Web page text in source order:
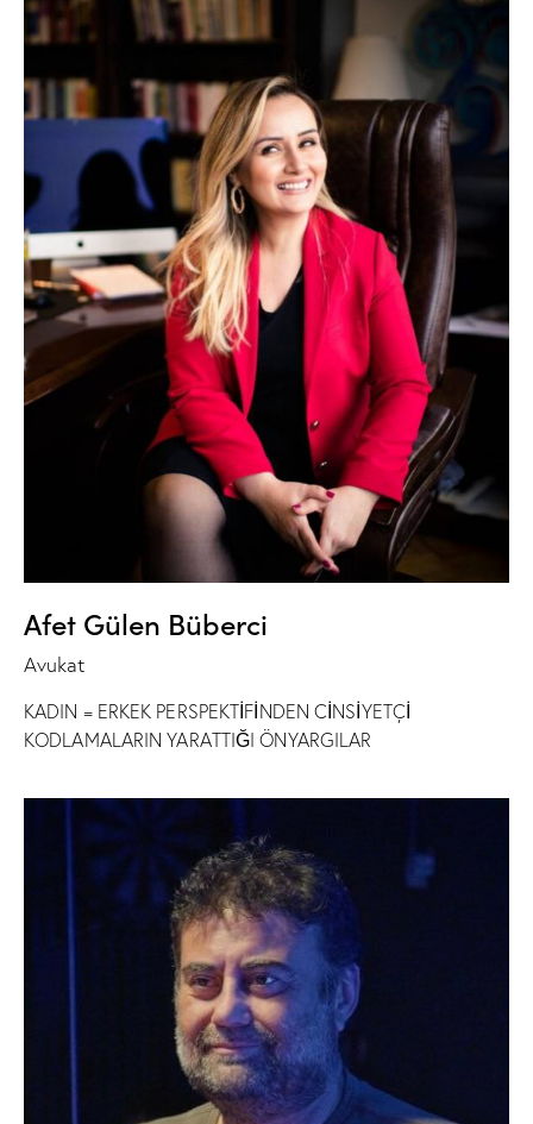
Afet Gülen Büberci
Avukat
KADIN = ERKEK PERSPEKTİFİNDEN CİNSİYETÇİ
KODLAMALARIN YARATTIĞI ÖNYARGILAR